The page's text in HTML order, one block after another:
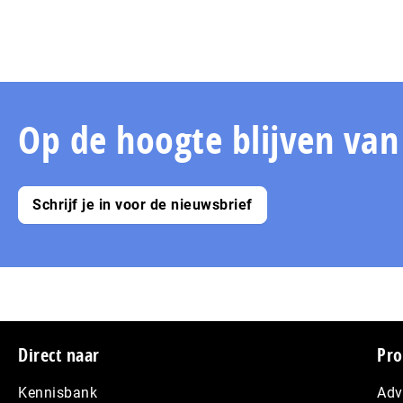
Op de hoogte blijven
Schrijf je in voor de nieuwsbrief
Footer
Direct naar
Kennisbank